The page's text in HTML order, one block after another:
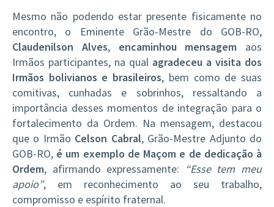
Mesmo não podendo estar presente fisicamente no
encontro, o Eminente Grão-Mestre do GOB-RO,
Claudenilson Alves, encaminhou mensagem aos
Irmãos participantes, na qual agradeceu a visita dos
Irmãos bolivianos e brasileiros, bem como de suas
comitivas, cunhadas e sobrinhos, ressaltando a
importância desses momentos de integração para o
fortalecimento da Ordem. Na mensagem, destacou
que o Irmão Celson Cabral, Grão-Mestre Adjunto do
GOB-RO, é um exemplo de Maçom e de dedicação à
Ordem, afirmando expressamente:
“Esse tem meu
apoio”, em reconhecimento ao seu trabalho,
compromisso e espírito fraternal.